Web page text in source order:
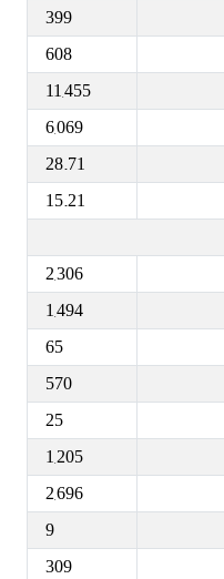
399
608
11,455
6,069
28.71
15.21
2,306
1,494
65
570
25
1,205
2,696
9
309